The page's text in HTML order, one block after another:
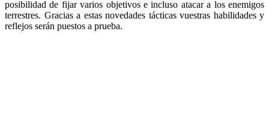
posibilidad de fijar varios objetivos e incluso atacar a los enemigos
terrestres. Gracias a estas novedades tácticas vuestras habilidades y
reflejos serán puestos a prueba.